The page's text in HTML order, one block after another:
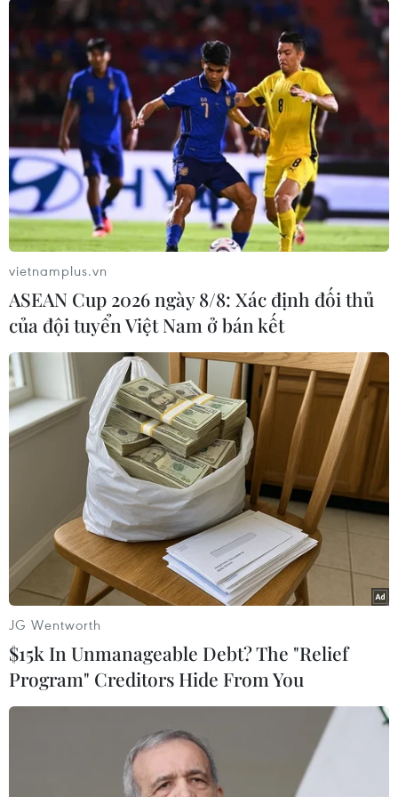
Tư pháp Mỹ cho rằng việc trao các cơ hội việc
làm có uy tín cho các cá nhân không đủ trình độ
nhằm trục lợi bị coi là hành vi tham nhũng.
Tuy không bị khởi kiện, 6 nhân viên tại chi
nhánh JPMorgan tại Hong Kong đã sa thải, cùng
với 23 người khác bị kỷ luật do có liên quan đến
chương trình tuyển dụng trên./.
(TTXVN/Vietnam+)
#Ngân hàng
#Hợp đồng kinh doanh
#Quan chức Trung Quốc
#Tuyển dụng người thân
#Ngân hàng JPMorgan
Mỹ
vietnamplus.vn
ASEAN Cup 2026 ngày 8/8: Xác định đối thủ
của đội tuyển Việt Nam ở bán kết
JG Wentworth
$15k In Unmanageable Debt? The "Relief
Program" Creditors Hide From You